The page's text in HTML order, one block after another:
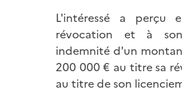
L'intéressé a perçu
révocation et à
indemnité d'un
200 000 € au titre sa
au titre de son